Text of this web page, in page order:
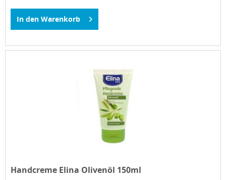
In den Warenkorb
Handcreme Elina Olivenöl 150ml